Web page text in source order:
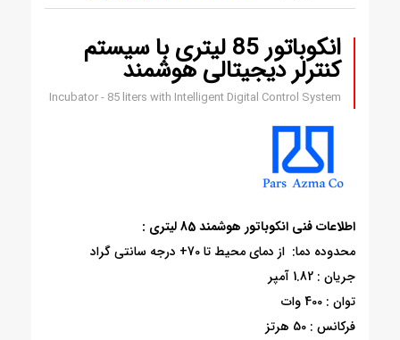
انکوباتور 85 لیتری با سیستم
کنترلر دیجیتالی هوشمند
Incubator - 85 liters with Intelligent Digital Control System
اطلاعات فنی انکوباتور هوشمند 85 لیتری :
محدوده دما: از دمای محیط تا 70+ درجه سانتی گراد
جریان : 1.82 آمپر
توان : 400 وات
فرکانس : 50 هرتز